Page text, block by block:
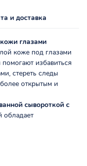
и доставка
глазами
коже под глазами
избавиться
стереть следы
открытым и
сывороткой с
обладает